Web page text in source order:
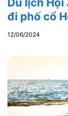
đi phố cổ
12/06/2024